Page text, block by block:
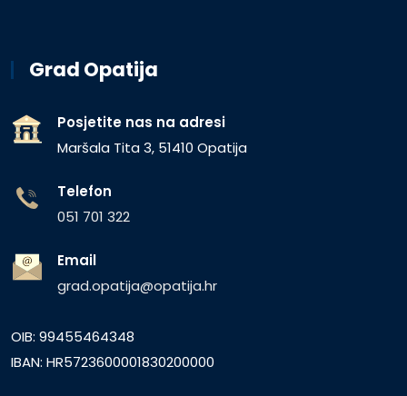
Grad Opatija
Posjetite nas na adresi
Maršala Tita 3, 51410 Opatija
Telefon
051 701 322
Email
grad.opatija@opatija.hr
OIB: 99455464348
IBAN: HR5723600001830200000